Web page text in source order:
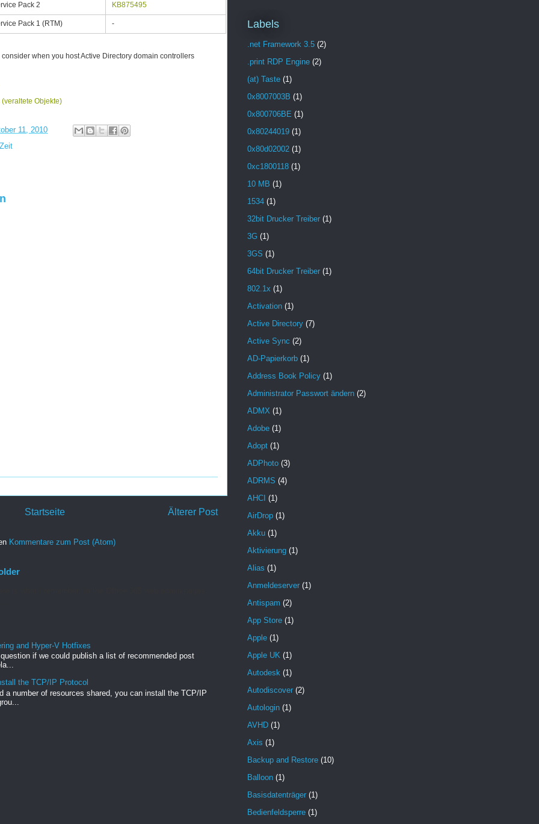
Pack 2 KB875495
Pack 1 (RTM)
-
consider when you host Active Directory domain controllers
Objekte)
11, 2010
Zeit
Älterer Post
Startseite
Kommentare zum Post (Atom)
and Hyper-V Hotfixes
if we could publish a list of recommended post
the TCP/IP Protocol
a number of resources shared, you can install the TCP/IP
Labels
.net Framework 3.5 (2)
.print RDP Engine (2)
(at) Taste (1)
0x8007003B (1)
0x800706BE (1)
0x80244019 (1)
0x80d02002 (1)
0xc1800118 (1)
10 MB (1)
1534 (1)
32bit Drucker Treiber (1)
3G (1)
3GS (1)
64bit Drucker Treiber (1)
802.1x (1)
Activation (1)
Active Directory (7)
Active Sync (2)
AD-Papierkorb (1)
Address Book Policy (1)
Administrator Passwort ändern (2)
ADMX (1)
Adobe (1)
Adopt (1)
ADPhoto (3)
ADRMS (4)
AHCI (1)
AirDrop (1)
Akku (1)
Aktivierung (1)
Alias (1)
Anmeldeserver (1)
Antispam (2)
App Store (1)
Apple (1)
Apple UK (1)
Autodesk (1)
Autodiscover (2)
Autologin (1)
AVHD (1)
Axis (1)
Backup and Restore (10)
Balloon (1)
Basisdatenträger (1)
Bedienfeldsperre (1)